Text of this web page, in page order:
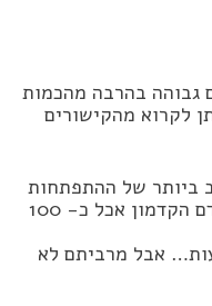
גבוהה בהרבה מהכמות
לקרוא מהקישורים
ביותר של ההתפתחות
, נראה כי במרבית המקרים, האדם הקדמון אכל כ- 100
אבל מרביתם לא